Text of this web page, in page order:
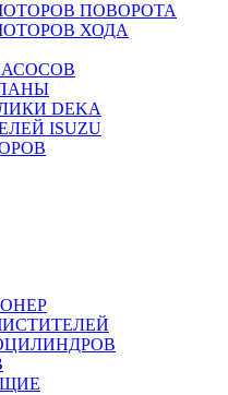
ПОВОРОТА
ХОДА
DEKA
ISUZU